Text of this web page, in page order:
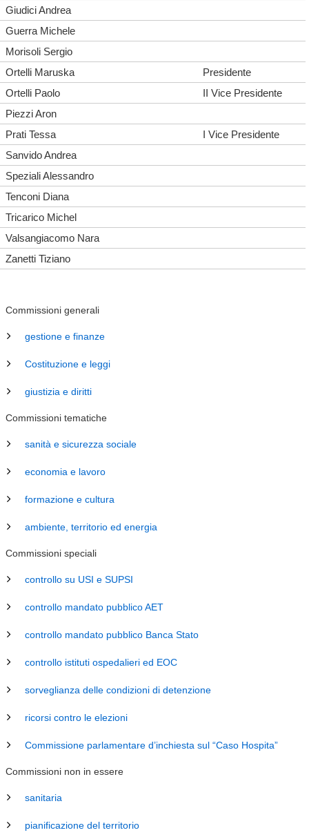
Giudici Andrea
Guerra Michele
Morisoli Sergio
Ortelli Maruska
Presidente
Ortelli Paolo
II Vice Presidente
Piezzi Aron
Prati Tessa
I Vice Presidente
Sanvido Andrea
Speziali Alessandro
Tenconi Diana
Tricarico Michel
Valsangiacomo Nara
Zanetti Tiziano
Commissioni generali
gestione e finanze
Costituzione e leggi
giustizia e diritti
Commissioni tematiche
sanità e sicurezza sociale
economia e lavoro
formazione e cultura
ambiente, territorio ed energia
Commissioni speciali
controllo su USI e SUPSI
controllo mandato pubblico AET
controllo mandato pubblico Banca Stato
controllo istituti ospedalieri ed EOC
sorveglianza delle condizioni di detenzione
ricorsi contro le elezioni
Commissione parlamentare d’inchiesta sul “Caso Hospita”
Commissioni non in essere
sanitaria
pianificazione del territorio